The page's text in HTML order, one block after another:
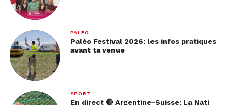
PALÉO
Paléo Festival 2026: les infos pratiques
avant ta venue
SPORT
En direct 🔴 Argentine-Suisse: La Nati